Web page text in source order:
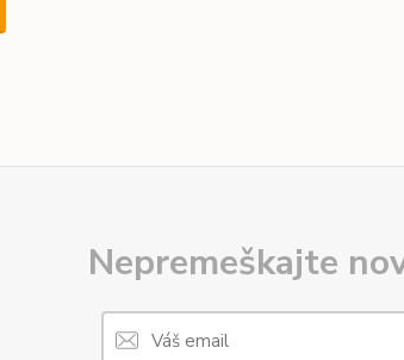
Nepremeškajte